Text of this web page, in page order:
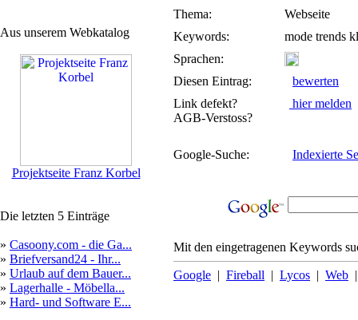
Aus unserem Webkatalog
Projektseite Franz Korbel
Die letzten 5 Einträge
» Casoony.com - die Ga...
» Briefversand24 - Ihr...
» Urlaub auf dem Bauer...
» Lagerhalle - Möbella...
» Hard- und Software E...
Thema:
Webseite
Keywords:
mode trends
Sprachen:
Diesen Eintrag:
bewerten
Link defekt?
AGB-Verstoss?
hier melden
Google-Suche: Indexierte
Mit den eingetragenen Keywords
Google | Fireball | Lycos | Web